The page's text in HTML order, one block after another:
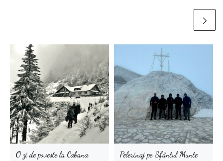
O zi de poveste la Cabana
Pelerinaj pe Sfântul Munte